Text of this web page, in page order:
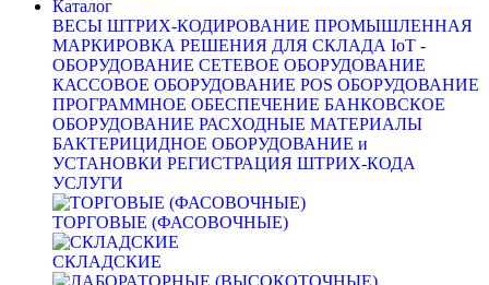
Каталог
ВЕСЫ ШТРИХ-КОДИРОВАНИЕ ПРОМЫШЛЕННАЯ
МАРКИРОВКА РЕШЕНИЯ ДЛЯ СКЛАДА IoT -
ОБОРУДОВАНИЕ СЕТЕВОЕ ОБОРУДОВАНИЕ
КАССОВОЕ ОБОРУДОВАНИЕ POS ОБОРУДОВАНИЕ
ПРОГРАММНОЕ ОБЕСПЕЧЕНИЕ БАНКОВСКОЕ
ОБОРУДОВАНИЕ РАСХОДНЫЕ МАТЕРИАЛЫ
БАКТЕРИЦИДНОЕ ОБОРУДОВАНИЕ и
УСТАНОВКИ РЕГИСТРАЦИЯ ШТРИХ-КОДА
УСЛУГИ
ТОРГОВЫЕ (ФАСОВОЧНЫЕ)
СКЛАДСКИЕ